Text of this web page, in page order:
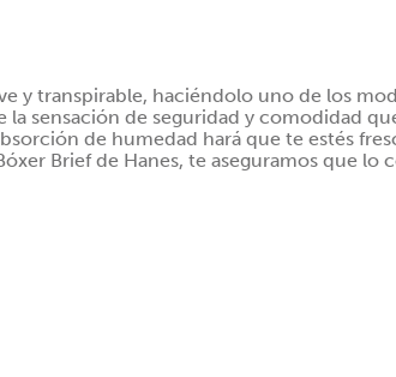
y transpirable, haciéndolo uno de los
sensación de seguridad y comodidad
de humedad hará que te estés
Brief de Hanes, te aseguramos que lo